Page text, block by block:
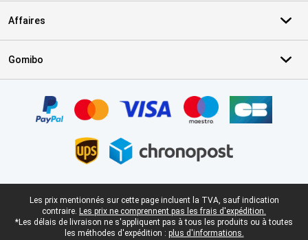
Affaires
Gomibo
Pied-de-page légal
Les prix mentionnés sur cette page incluent la TVA, sauf indication
contraire. Les prix ne comprennent pas les frais d'expédition.
*Les délais de livraison ne s'appliquent pas à tous les produits ou à toutes
les méthodes d'expédition : plus d'informations.